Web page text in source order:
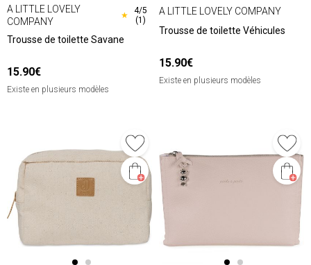
A LITTLE LOVELY
COMPANY
★
4/5
(1)
Trousse de toilette Savane
15.90€
Existe en plusieurs modèles
A LITTLE LOVELY COMPANY
Trousse de toilette Véhicules
15.90€
Existe en plusieurs modèles